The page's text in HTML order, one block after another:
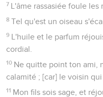
7 L'âme rassasiée foule les
8 Tel qu'est un oiseau
9 L'huile et le parfum
cordial.
10 Ne quitte point ton ami,
calamité ; [car] le voisin
11 Mon fils sois sage, et